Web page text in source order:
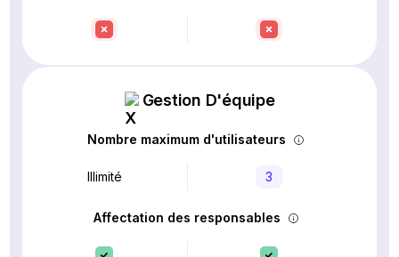
Gestion D'équipe
Nombre maximum d'utilisateurs
Illimité 3
Affectation des responsables